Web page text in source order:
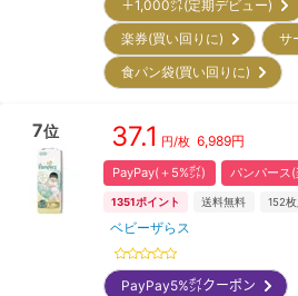
＋1,000㌽(定期デビュー)
楽券(買い回りに)
サ
食パン袋(買い回りに)
7位 37.1 円/枚 6,989円
PayPay(＋5%㌽) パンパース
1351ポイント 送料無料 152枚
ベビーザらス
PayPay5%㌽クーポン